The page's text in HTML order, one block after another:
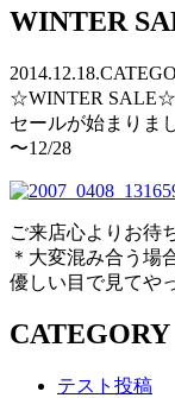
プ
WINTER
2014.12.18.
☆WINTER SALE☆
セールが始まりま
〜12/28
ご来店心よりお待
＊大変混み合う場
優しい目で見てや
CATEGORY
テスト投稿